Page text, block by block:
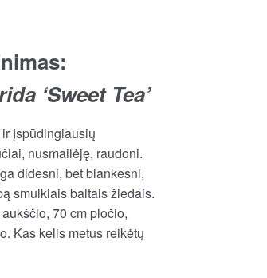
‘Sweet Tea’
įspūdingiausių
nusmailėję, raudoni.
didesni, bet blankesni,
smulkiais baltais žiedais.
70 cm pločio,
Kas kelis metus reikėtų